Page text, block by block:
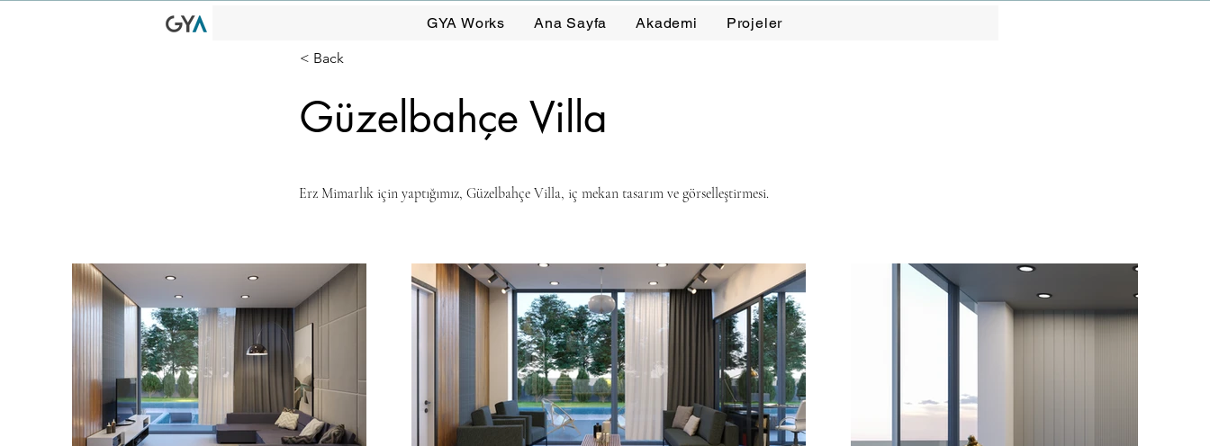
GYA Works Ana Sayfa Akademi Projeler
< Back
Güzelbahçe Villa
Erz Mimarlık için yaptığımız, Güzelbahçe Villa, iç mekan tasarım ve görselleştirmesi.